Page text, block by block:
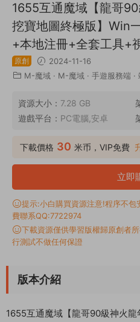
1655互通魔域【龍哥
挖寶地圖終極版】Win
+本地注冊+全套工具+
原創
2024-11-16
M-魔域 · M-魔域 · 手遊服務端 ·
資源大小： 7.28 GB
遊戲平台： PC電腦,安卓
下載價格 30 米币，VIP免費
立即
提示:小白購買資源注意!程序不
費聯系QQ:7722974
下載資源僅供學習版權歸原創者
行測試不做任何保證
版本介紹
1655互通魔域【龍哥90級神火龍